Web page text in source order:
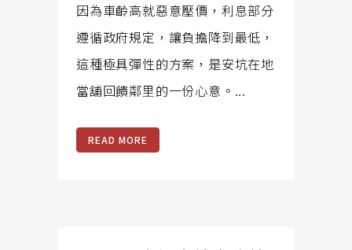
因為車齡高就惡意壓價，利息部分
遵循政府規定，讓負擔降到最低，
這種極具彈性的方案，是安坑在地
當舖回饋鄰里的一份心意。...
READ MORE